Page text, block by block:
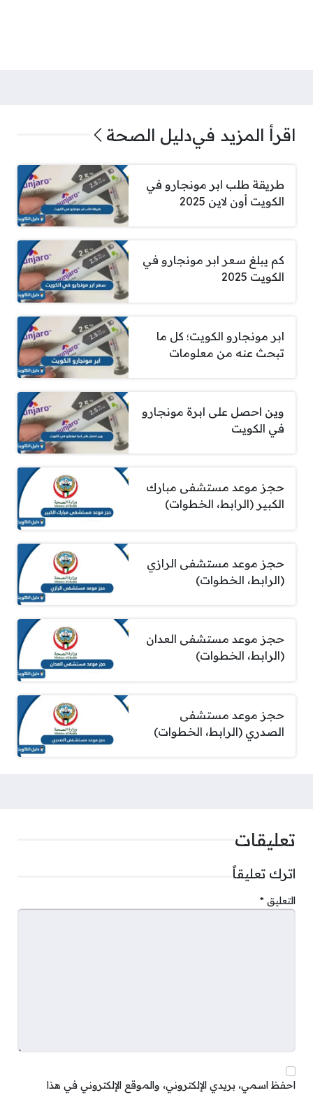
اقرأ المزيد فيدليل الصحة
طريقة طلب ابر مونجارو في
الكويت أون لاين 2025
كم يبلغ سعر ابر مونجارو في
الكويت 2025
ابر مونجارو الكويت؛ كل ما
تبحث عنه من معلومات
وين احصل على ابرة مونجارو
في الكويت
حجز موعد مستشفى مبارك
الكبير (الرابط، الخطوات)
حجز موعد مستشفى الرازي
(الرابط، الخطوات)
حجز موعد مستشفى العدان
(الرابط، الخطوات)
حجز موعد مستشفى
الصدري (الرابط، الخطوات)
تعليقات
اترك تعليقاً
التعليق *
احفظ اسمي، بريدي الإلكتروني، والموقع الإلكتروني في هذا